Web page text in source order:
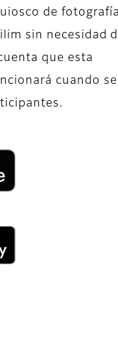
de
sin necesidad
que esta
cuando se